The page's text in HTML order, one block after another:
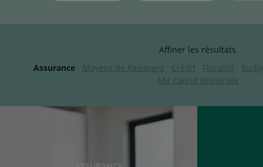
lien
Affiner les résultats
Assurance
Moyens de Paiement Crédit Fiscalité
Ma Caisse Régionale